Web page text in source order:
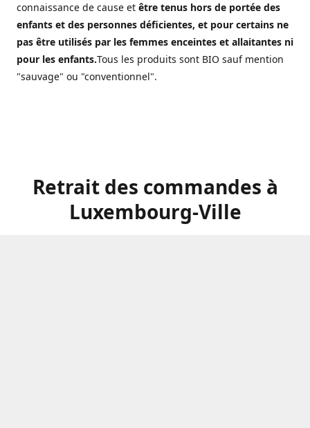
connaissance de cause et être tenus hors de portée des
enfants et des personnes déficientes, et pour certains ne
pas être utilisés par les femmes enceintes et allaitantes ni
pour les enfants.Tous les produits sont BIO sauf mention
"sauvage" ou "conventionnel".
Retrait des commandes à
Luxembourg-Ville